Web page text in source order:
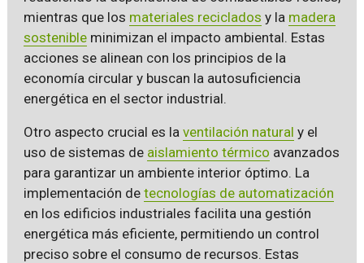
mientras que los materiales reciclados y la madera
sostenibleminimizan el impacto ambiental. Estas
acciones se alinean con los principios de la
economía circular y buscan la autosuficiencia
energética en el sector industrial.
Otro aspecto crucial es la ventilación natural y el
uso de sistemas de aislamiento térmico avanzados
para garantizar un ambiente interior óptimo. La
implementación de tecnologías de automatización
en los edificios industriales facilita una gestión
energética más eficiente, permitiendo un control
preciso sobre el consumo de recursos. Estas